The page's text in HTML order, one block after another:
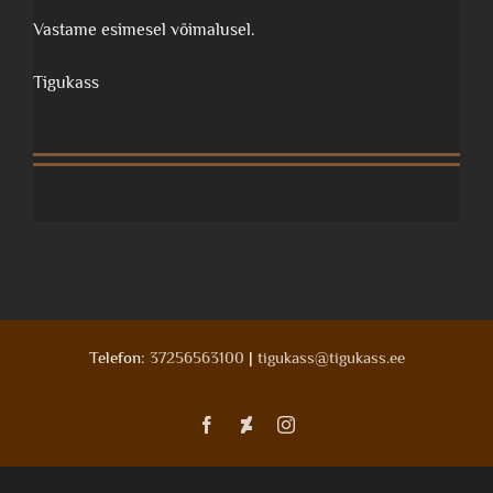
Vastame esimesel võimalusel.
Tigukass
Telefon: 37256563100 | tigukass@tigukass.ee
FacebookDeviantartInstagram